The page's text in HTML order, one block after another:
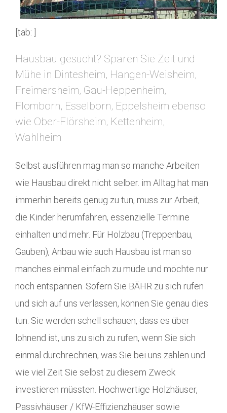
[tab: ]
Hausbau gesucht? Sparen Sie Zeit und
Mühe in Dintesheim, Hangen-Weisheim,
Freimersheim, Gau-Heppenheim,
Flomborn, Esselborn, Eppelsheim ebenso
wie Ober-Flörsheim, Kettenheim,
Wahlheim
Selbst ausführen mag man so manche Arbeiten
wie Hausbau direkt nicht selber. im Alltag hat man
immerhin bereits genug zu tun, muss zur Arbeit,
die Kinder herumfahren, essenzielle Termine
einhalten und mehr. Für Holzbau (Treppenbau,
Gauben), Anbau wie auch Hausbau ist man so
manches einmal einfach zu müde und möchte nur
noch entspannen. Sofern Sie BÄHR zu sich rufen
und sich auf uns verlassen, können Sie genau dies
tun. Sie werden schell schauen, dass es über
lohnend ist, uns zu sich zu rufen, wenn Sie sich
einmal durchrechnen, was Sie bei uns zahlen und
wie viel Zeit Sie selbst zu diesem Zweck
investieren müssten. Hochwertige Holzhäuser,
Passivhäuser / KfW-Effizienzhäuser sowie